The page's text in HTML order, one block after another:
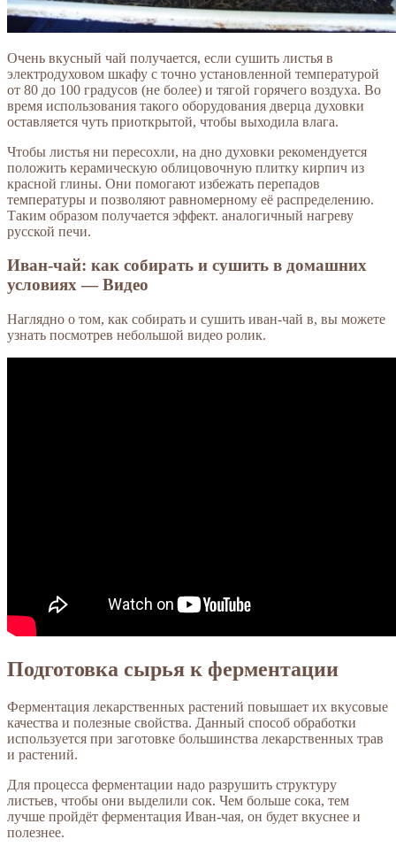
Очень вкусный чай получается, если сушить листья в
электродуховом шкафу с точно установленной температурой
от 80 до 100 градусов (не более) и тягой горячего воздуха. Во
время использования такого оборудования дверца духовки
оставляется чуть приоткрытой, чтобы выходила влага.
Чтобы листья ни пересохли, на дно духовки рекомендуется
положить керамическую облицовочную плитку кирпич из
красной глины. Они помогают избежать перепадов
температуры и позволяют равномерному её распределению.
Таким образом получается эффект. аналогичный нагреву
русской печи.
Иван-чай: как собирать и сушить в домашних
условиях — Видео
Наглядно о том, как собирать и сушить иван-чай в, вы можете
узнать посмотрев небольшой видео ролик.
Подготовка сырья к ферментации
Ферментация лекарственных растений повышает их вкусовые
качества и полезные свойства. Данный способ обработки
используется при заготовке большинства лекарственных трав
и растений.
Для процесса ферментации надо разрушить структуру
листьев, чтобы они выделили сок. Чем больше сока, тем
лучше пройдёт ферментация Иван-чая, он будет вкуснее и
полезнее.